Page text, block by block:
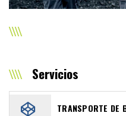
Servicios
TRANSPORTE DE